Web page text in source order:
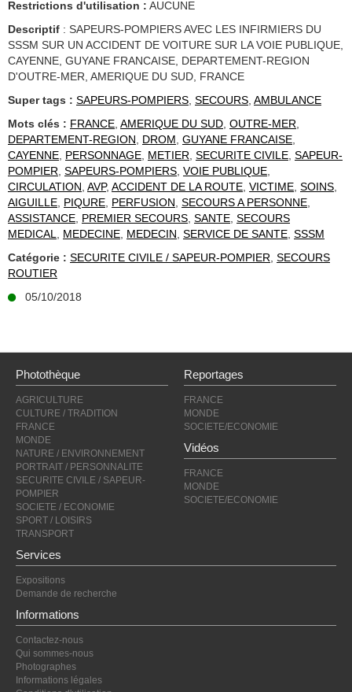
Restrictions d'utilisation : AUCUNE
Descriptif : SAPEURS-POMPIERS AVEC LES INFIRMIERS DU
SSSM SUR UN ACCIDENT DE VOITURE SUR LA VOIE PUBLIQUE,
CAYENNE, GUYANE FRANCAISE, DEPARTEMENT-REGION
D'OUTRE-MER, AMERIQUE DU SUD, FRANCE
Super tags : SAPEURS-POMPIERS, SECOURS, AMBULANCE
Mots clés : FRANCE, AMERIQUE DU SUD, OUTRE-MER,
DEPARTEMENT-REGION, DROM, GUYANE FRANCAISE,
CAYENNE, PERSONNAGE, METIER, SECURITE CIVILE, SAPEUR-
POMPIER, SAPEURS-POMPIERS, VOIE PUBLIQUE,
CIRCULATION, AVP, ACCIDENT DE LA ROUTE, VICTIME, SOINS,
AIGUILLE, PIQURE, PERFUSION, SECOURS A PERSONNE,
ASSISTANCE, PREMIER SECOURS, SANTE, SECOURS
MEDICAL, MEDECINE, MEDECIN, SERVICE DE SANTE, SSSM
Catégorie : SECURITE CIVILE / SAPEUR-POMPIER, SECOURS
ROUTIER
05/10/2018
Photothèque
AGRICULTURE
CULTURE / TRADITION
FRANCE
MONDE
NATURE / ENVIRONNEMENT
PORTRAIT / PERSONNALITE
SECURITE CIVILE / SAPEUR-
POMPIER
SOCIETE / ECONOMIE
SPORT / LOISIRS
TRANSPORT
Reportages
FRANCE
MONDE
SOCIETE/ECONOMIE
Vidéos
FRANCE
MONDE
SOCIETE/ECONOMIE
Services
Expositions
Demande de recherche
Informations
Contactez-nous
Qui sommes-nous
Photographes
Informations légales